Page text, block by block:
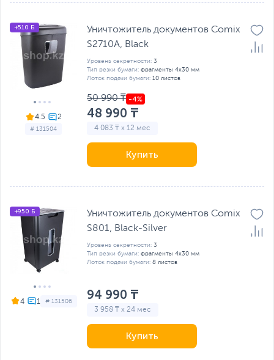
4.5
# 131504
+510 Б
Уничтожитель документов Comix
S2710A, Black
Уровень секретности: 3
Тип резки бумаги: фрагменты 4x30 мм
Лоток подачи бумаги: 10 листов
50 990 ₸
48 990 ₸
4 083 ₸ x 12 мес
Купить
4 # 131506
+950 Б
Уничтожитель документов Comix
S801, Black-Silver
Уровень секретности: 3
Тип резки бумаги: фрагменты 4x30 мм
Лоток подачи бумаги: 8 листов
94 990 ₸
3 958 ₸ x 24 мес
Купить